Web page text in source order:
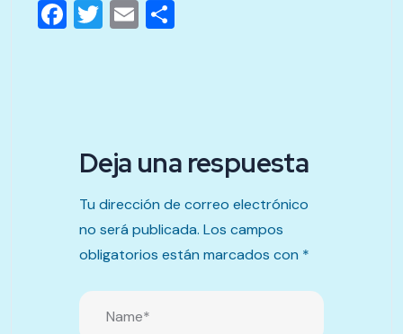
Facebook
Twitter
Email
Deja una respuesta
Tu dirección de correo electrónico
no será publicada. Los campos
obligatorios están marcados con *